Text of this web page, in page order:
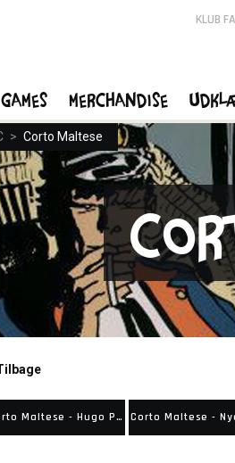
> Corto Maltese
Corto Maltese - Hugo Pratt
KLUB
Games Merchandise